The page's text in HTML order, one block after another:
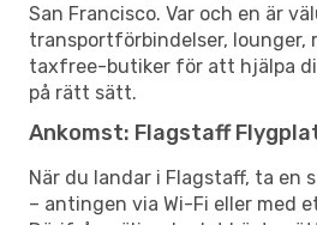
San Francisco. Var och en är
transportförbindelser, lounger,
taxfree-butiker för att hjälpa
på rätt sätt.
Ankomst: Flagstaff
När du landar i Flagstaff, ta
– antingen via Wi-Fi eller med